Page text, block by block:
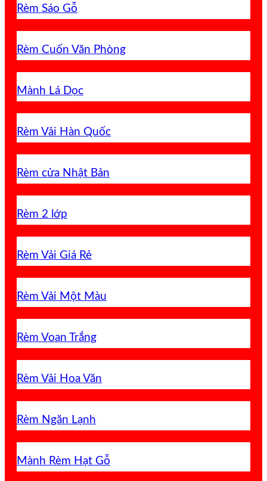
Rèm Sáo Gỗ
Rèm Cuốn Văn Phòng
Mành Lá Dọc
Rèm Vải Hàn Quốc
Rèm cửa Nhật Bản
Rèm 2 lớp
Rèm Vải Giá Rẻ
Rèm Vải Một Màu
Rèm Voan Trắng
Rèm Vải Hoa Văn
Rèm Ngăn Lạnh
Mành Rèm Hạt Gỗ